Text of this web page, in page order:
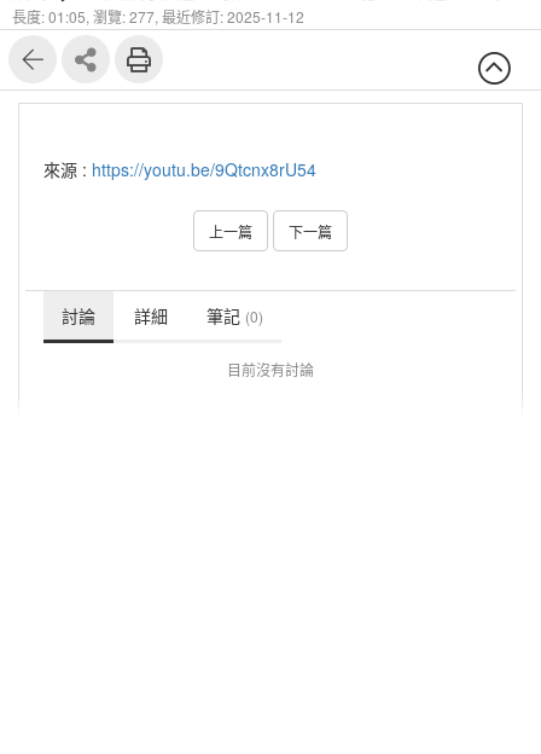
長度: 01:05, 瀏覽: 277, 最近修訂: 2025-11-12
來源 : https://youtu.be/9Qtcnx8rU54
上一篇 下一篇
討論 詳細 筆記 (0)
目前沒有討論